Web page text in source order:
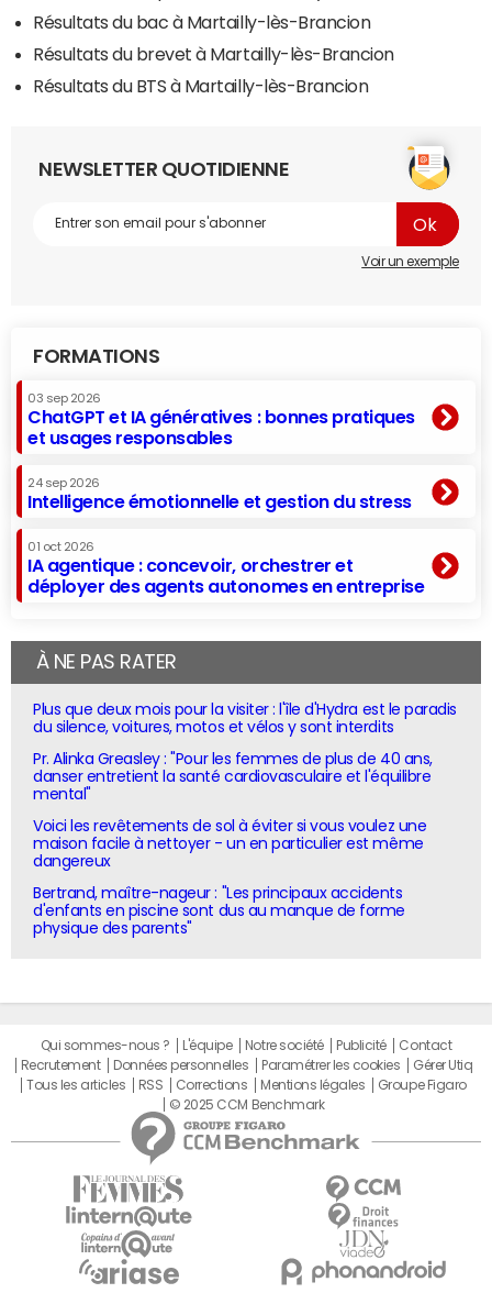
Résultats du bac à Martailly-lès-Brancion
Résultats du brevet à Martailly-lès-Brancion
Résultats du BTS à Martailly-lès-Brancion
NEWSLETTER QUOTIDIENNE
Voir un exemple
FORMATIONS
03 sep 2026
ChatGPT et IA génératives : bonnes pratiques
et usages responsables
24 sep 2026
Intelligence émotionnelle et gestion du stress
01 oct 2026
IA agentique : concevoir, orchestrer et
déployer des agents autonomes en entreprise
À NE PAS RATER
Plus que deux mois pour la visiter : l'île d'Hydra est le paradis
du silence, voitures, motos et vélos y sont interdits
Pr. Alinka Greasley : "Pour les femmes de plus de 40 ans,
danser entretient la santé cardiovasculaire et l'équilibre
mental"
Voici les revêtements de sol à éviter si vous voulez une
maison facile à nettoyer - un en particulier est même
dangereux
Bertrand, maître-nageur : "Les principaux accidents
d'enfants en piscine sont dus au manque de forme
physique des parents"
Qui sommes-nous ? L'équipe Notre société Publicité
Contact
Recrutement
Données personnelles Paramétrer les cookies
Gérer Utiq
Tous les articles
RSS Corrections Mentions légales
Groupe Figaro
© 2025 CCM Benchmark